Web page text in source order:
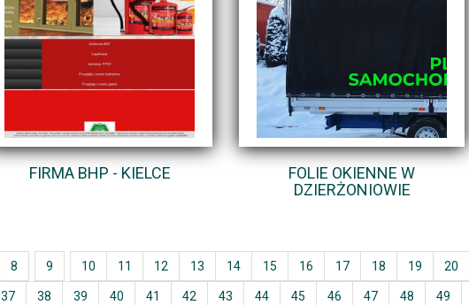
FIRMA BHP - KIELCE
FOLIE OKIENNE W
DZIERŻONIOWIE
8 9 10 11 12 13 14 15 16 17 18 19 20
37 38 39 40 41 42 43 44 45 46 47 48 49